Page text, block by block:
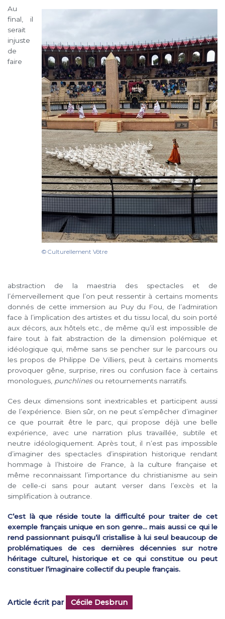
© Culturellement Vôtre
Au
final, il
serait
injuste
de
faire
abstraction de la maestria des spectacles et de
l’émerveillement que l’on peut ressentir à certains moments
donnés de cette immersion au Puy du Fou, de l’admiration
face à l’implication des artistes et du tissu local, du soin porté
aux décors, aux hôtels etc., de même qu’il est impossible de
faire tout à fait abstraction de la dimension polémique et
idéologique qui, même sans se pencher sur le parcours ou
les propos de Philippe De Villiers, peut à certains moments
provoquer gêne, surprise, rires ou confusion face à certains
monologues, punchlinesou retournements narratifs.
Ces deux dimensions sont inextricables et participent aussi
de l’expérience. Bien sûr, on ne peut s’empêcher d’imaginer
ce que pourrait être le parc, qui propose déjà une belle
expérience, avec une narration plus travaillée, subtile et
neutre idéologiquement. Après tout, il n’est pas impossible
d’imaginer des spectacles d’inspiration historique rendant
hommage à l’histoire de France, à la culture française et
même reconnaissant l’importance du christianisme au sein
de celle-ci sans pour autant verser dans l’excès et la
simplification à outrance.
C’est là que réside toute la difficulté pour traiter de cet
exemple français unique en son genre… mais aussi ce qui le
rend passionnant puisqu’il cristallise à lui seul beaucoup de
problématiques de ces dernières décennies sur notre
héritage culturel, historique et ce qui constitue ou peut
constituer l’imaginaire collectif du peuple français.
Article écrit par Cécile Desbrun